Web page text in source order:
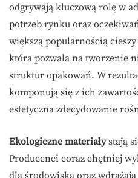
odgrywają kluczową rolę w
potrzeb rynku oraz
większą popularnością cieszy
która pozwala na tworzenie
struktur opakowań. W
komponują się z ich
estetyczna zdecydowanie
Ekologiczne materiałystają
Producenci coraz chętniej
dla środowiska oraz